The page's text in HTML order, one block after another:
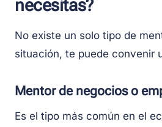
necesitas?
No existe un solo tipo de
situación, te puede convenir
Mentor de negocios o
Es el tipo más común en el